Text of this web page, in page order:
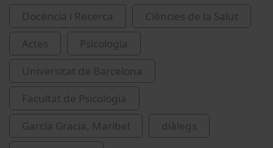
Docència i Recerca
Ciències de la Salut
Actes
Psicologia
Universitat de Barcelona
Facultat de Psicologia
García Gracia, Maribel
diàlegs